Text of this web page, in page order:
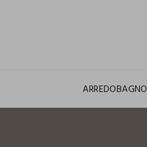
ARREDOBAGNO